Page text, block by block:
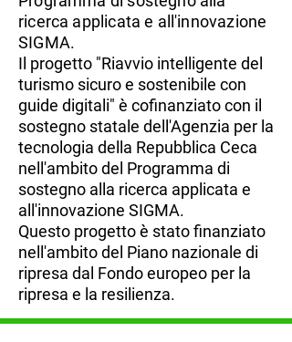
ricerca applicata e all'innovazione
SIGMA.
Il progetto "Riavvio intelligente del
turismo sicuro e sostenibile con
guide digitali" è cofinanziato con il
sostegno statale dell'Agenzia per la
tecnologia della Repubblica Ceca
nell'ambito del Programma di
sostegno alla ricerca applicata e
all'innovazione SIGMA.
Questo progetto è stato finanziato
nell'ambito del Piano nazionale di
ripresa dal Fondo europeo per la
ripresa e la resilienza.